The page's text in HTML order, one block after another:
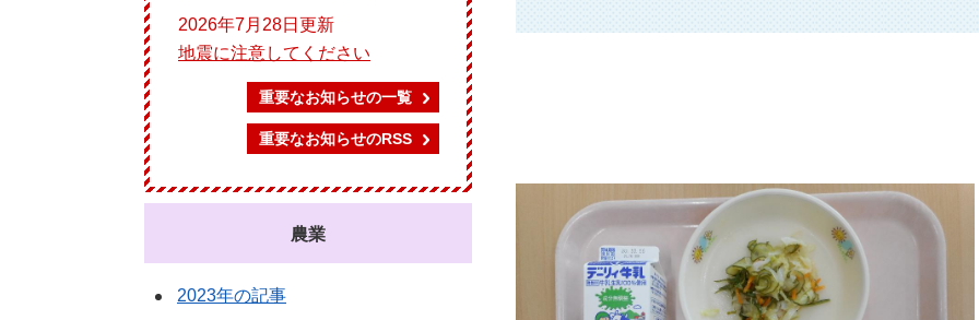
2026年7月28日更新
地震に注意してください
重要なお知らせの一覧
重要なお知らせのRSS
農業
2023年の記事